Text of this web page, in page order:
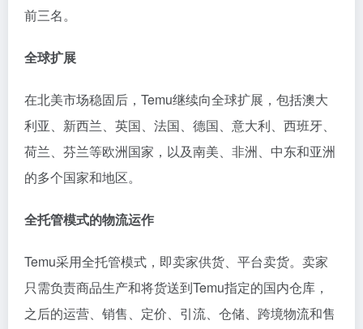
前三名。
全球扩展
在北美市场稳固后，Temu继续向全球扩展，包括澳大
利亚、新西兰、英国、法国、德国、意大利、西班牙、
荷兰、芬兰等欧洲国家，以及南美、非洲、中东和亚洲
的多个国家和地区。
全托管模式的物流运作
Temu采用全托管模式，即卖家供货、平台卖货。卖家
只需负责商品生产和将货送到Temu指定的国内仓库，
之后的运营、销售、定价、引流、仓储、跨境物流和售